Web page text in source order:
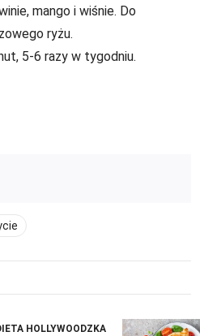
mango i wiśnie. Do
ryżu.
5-6 razy w tygodniu.
HOLLYWOODZKA